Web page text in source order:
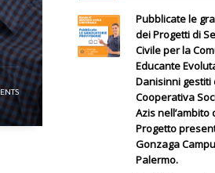
Pubblicate le
dei Progetti di
Civile per la
Educante
Danisinni gestiti
Cooperativa
Azis nell’ambito
Progetto
Gonzaga
Palermo.